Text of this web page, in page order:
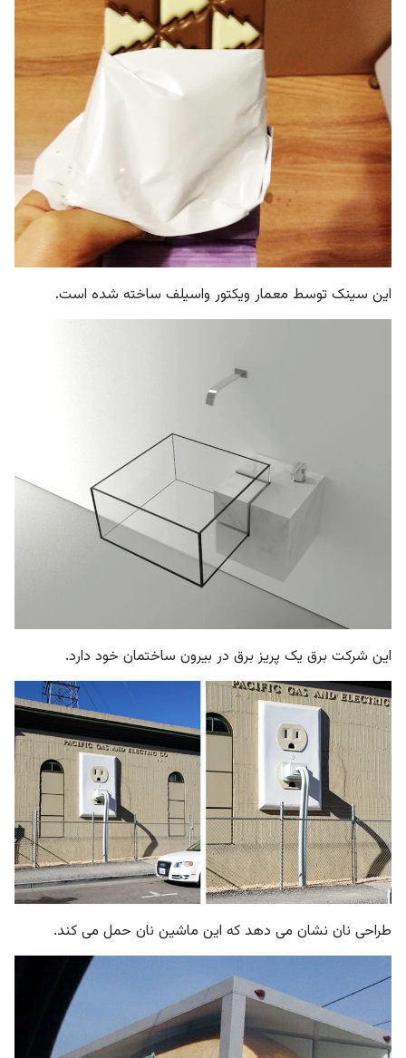
این سینک توسط معمار ویکتور واسیلف ساخته شده است.
این شرکت برق یک پریز برق در بیرون ساختمان خود دارد.
طراحی نان نشان می دهد که این ماشین نان حمل می کند.